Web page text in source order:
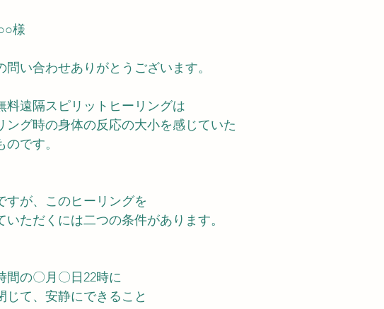
様
問い合わせありがとうございます。
料遠隔スピリットヒーリングは
ング時の身体の反応の大小を感じていた
のです。
すが、このヒーリングを
いただくには二つの条件があります。
間の〇月〇日22時に
じて、安静にできること